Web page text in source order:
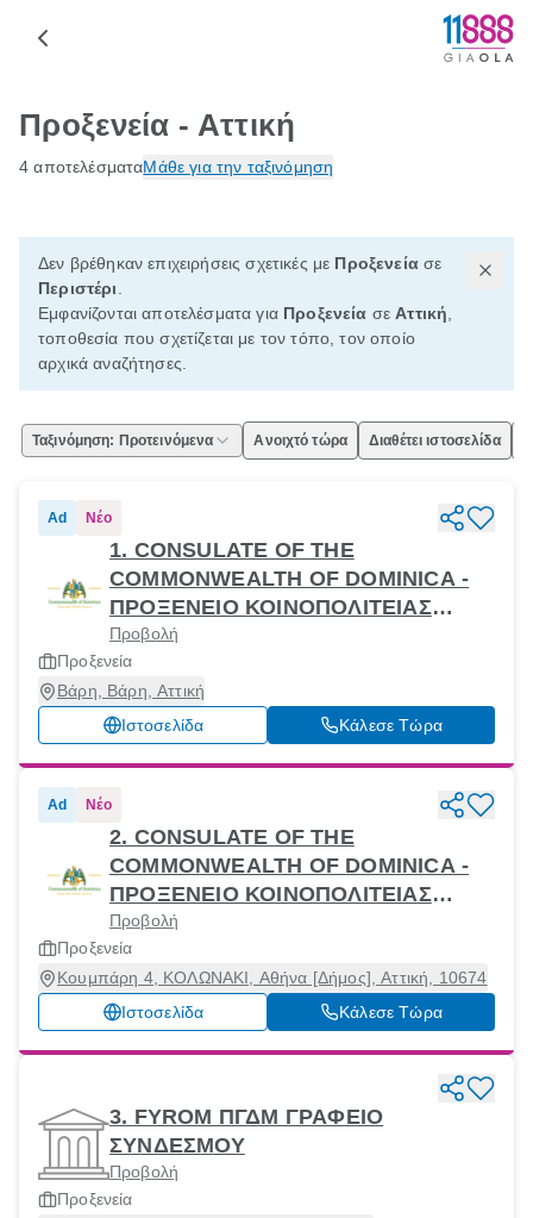
Προξενεία - Αττική
4 αποτελέσματαΜάθε για την ταξινόμηση
Δεν βρέθηκαν επιχειρήσεις σχετικές με Προξενεία σε
Περιστέρι
Εμφανίζονται αποτελέσματα για Προξενεία σε Αττική
τοποθεσία που σχετίζεται με τον τόπο, τον οποίο
αρχικά αναζήτησες.
Ταξινόμηση: Προτεινόμενα Ανοιχτό τώρα Διαθέτει ιστοσελίδα
Ad Νέο
1. CONSULATE OF THE
COMMONWEALTH OF DOMINICA -
ΠΡΟΞΕΝΕΙΟ ΚΟΙΝΟΠΟΛΙΤΕΙΑΣ
ΝΤΟΜΙΝΙΚΑ
Προβολή
Προξενεία
Βάρη, Βάρη, Αττική
Ιστοσελίδα
Κάλεσε Τώρα
Ad Νέο
2. CONSULATE OF THE
COMMONWEALTH OF DOMINICA -
ΠΡΟΞΕΝΕΙΟ ΚΟΙΝΟΠΟΛΙΤΕΙΑΣ
ΝΤΟΜΙΝΙΚΑ
Προβολή
Προξενεία
Κουμπάρη 4, ΚΟΛΩΝΑΚΙ, Αθήνα [Δήμος], Αττική, 10674
Ιστοσελίδα
Κάλεσε Τώρα
3. FYROM ΠΓΔΜ ΓΡΑΦΕΙΟ
ΣΥΝΔΕΣΜΟΥ
Προβολή
Προξενεία